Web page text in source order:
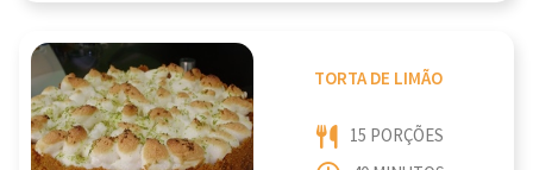
TORTA DE LIMÃO
15 PORÇÕES